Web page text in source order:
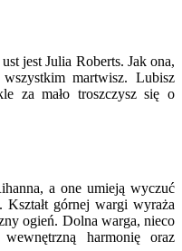
jest Julia Roberts. Jak ona,
martwisz. Lubisz
za mało troszczysz się o
a one umieją wyczuć
górnej wargi wyraża
ogień. Dolna warga, nieco
harmonię oraz